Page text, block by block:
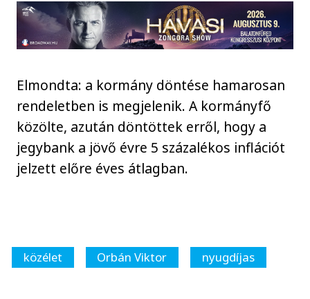
Elmondta: a kormány döntése hamarosan
rendeletben is megjelenik. A kormányfő
közölte, azután döntöttek erről, hogy a
jegybank a jövő évre 5 százalékos inflációt
jelzett előre éves átlagban.
közélet Orbán Viktor nyugdíjas